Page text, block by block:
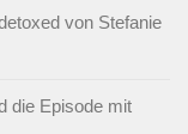
von Stefanie
die Episode mit